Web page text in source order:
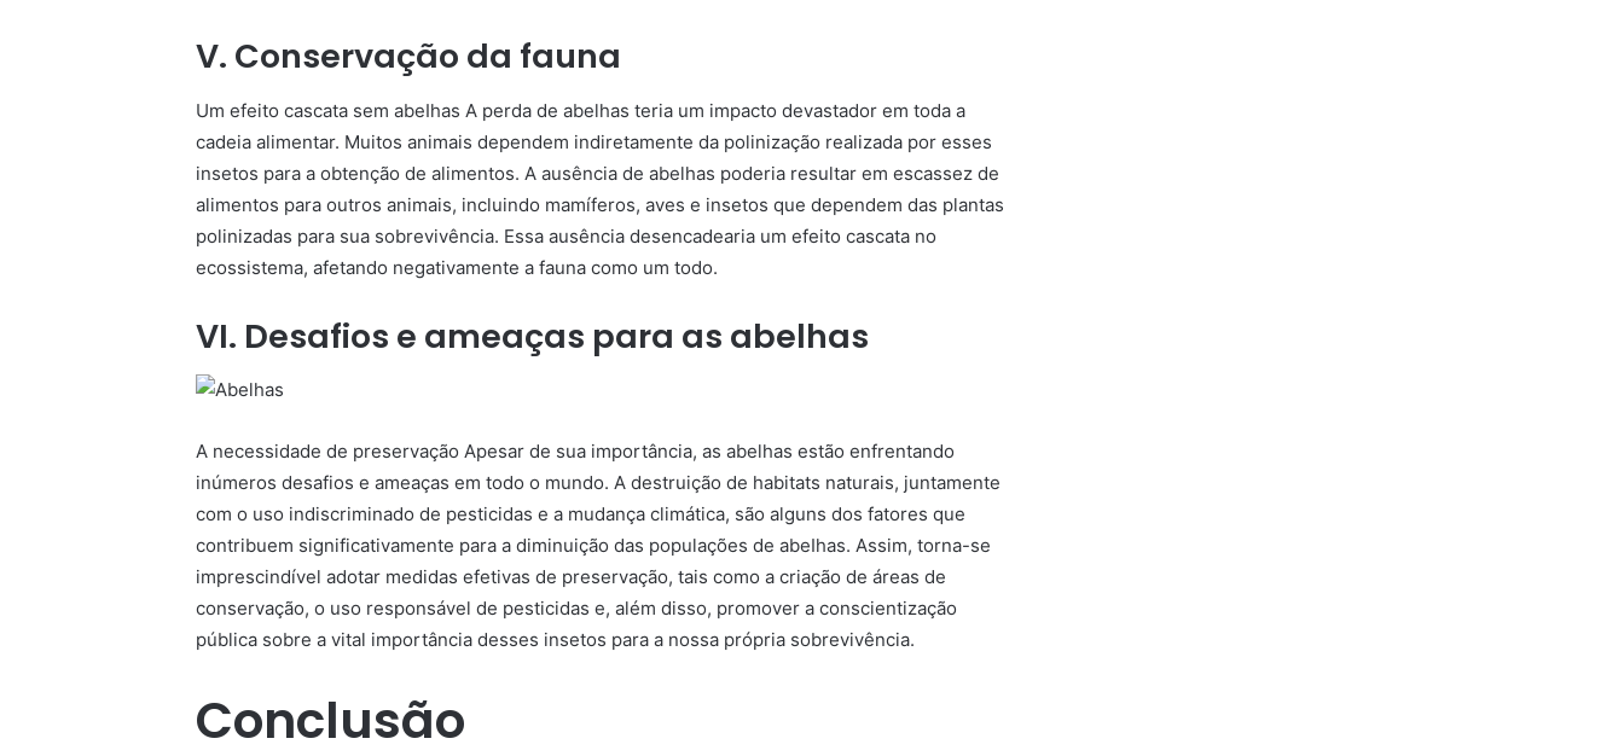
V. Conservação da fauna
Um efeito cascata sem abeIhas A perda de abelhas teria um impacto devastador em toda a
cadeia alimentar. Muitos animais dependem indiretamente da polinização realizada por esses
insetos para a obtenção de alimentos. A ausência de abelhas poderia resultar em escassez de
alimentos para outros animais, incluindo mamíferos, aves e insetos que dependem das plantas
polinizadas para sua sobrevivência. Essa ausência desencadearia um efeito cascata no
ecossistema, afetando negativamente a fauna como um todo.
VI. Desafios e ameaças para as abelhas
A necessidade de preservação Apesar de sua importância, as abelhas estão enfrentando
inúmeros desafios e ameaças em todo o mundo. A destruição de habitats naturais, juntamente
com o uso indiscriminado de pesticidas e a mudança climática, são alguns dos fatores que
contribuem significativamente para a diminuição das populações de abeIhas. Assim, torna-se
imprescindível adotar medidas efetivas de preservação, tais como a criação de áreas de
conservação, o uso responsável de pesticidas e, além disso, promover a conscientização
pública sobre a vital importância desses insetos para a nossa própria sobrevivência.
Conclusão